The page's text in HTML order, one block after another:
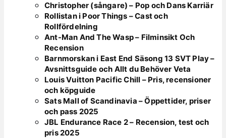
Christopher (sångare) – Pop och Dans Karriär
Rollistan i Poor Things – Cast och
Rollfördelning
Ant-Man And The Wasp – Filminsikt Och
Recension
Barnmorskan i East End Säsong 13 SVT Play –
Avsnittsguide och Allt du Behöver Veta
Louis Vuitton Pacific Chill – Pris, recensioner
och köpguide
Sats Mall of Scandinavia – Öppettider, priser
och pass 2025
JBL Endurance Race 2 – Recension, test och
pris 2025